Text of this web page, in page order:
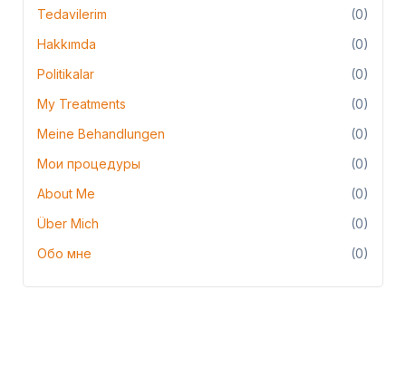
Tedavilerim
(0)
Hakkımda
(0)
Politikalar
(0)
My Treatments
(0)
Meine Behandlungen
(0)
Мои процедуры
(0)
About Me
(0)
Über Mich
(0)
Обо мне
(0)